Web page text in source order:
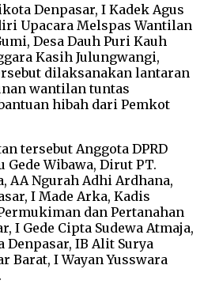
Denpasar, I Kadek Agus
Upacara Melspas Wantilan
Desa Dauh Puri Kauh
Kasih Julungwangi,
dilaksanakan lantaran
wantilan tuntas
hibah dari Pemkot
tersebut Anggota DPRD
Gede Wibawa, Dirut PT.
AA Ngurah Adhi Ardhana,
I Made Arka, Kadis
dan Pertanahan
I Gede Cipta Sudewa Atmaja,
Denpasar, IB Alit Surya
Barat, I Wayan Yusswara